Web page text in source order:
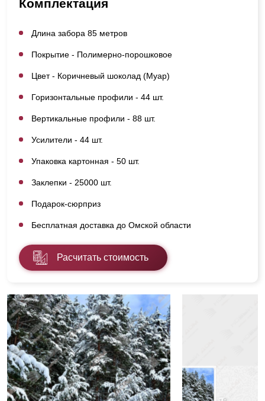
Комплектация
Длина забора 85 метров
Покрытие - Полимерно-порошковое
Цвет - Коричневый шоколад (Муар)
Горизонтальные профили - 44 шт.
Вертикальные профили - 88 шт.
Усилители - 44 шт.
Упаковка картонная - 50 шт.
Заклепки - 25000 шт.
Подарок-сюрприз
Бесплатная доставка до Омской области
Расчитать стоимость